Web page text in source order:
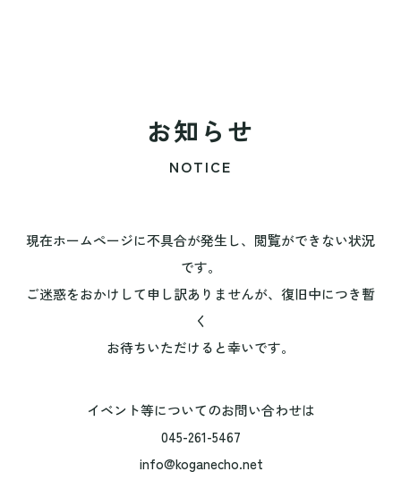
お知らせ
NOTICE
現在ホームページに不具合が発生し、閲覧ができない状況
です。
ご迷惑をおかけして申し訳ありませんが、復旧中につき暫
く
お待ちいただけると幸いです。
イベント等についてのお問い合わせは
045-261-5467
info@koganecho.net